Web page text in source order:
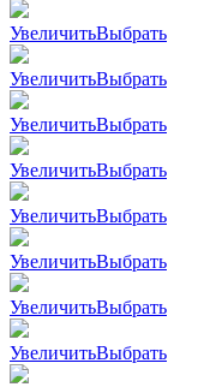
УвеличитьВыбрать
УвеличитьВыбрать
УвеличитьВыбрать
УвеличитьВыбрать
УвеличитьВыбрать
УвеличитьВыбрать
УвеличитьВыбрать
УвеличитьВыбрать